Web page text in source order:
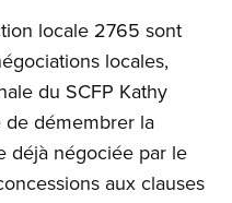
locale 2765 sont
locales,
du SCFP Kathy
de démembrer la
déjà négociée par le
aux clauses